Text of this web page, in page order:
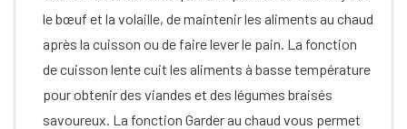
le bœuf et la volaille, de maintenir les aliments au chaud
après la cuisson ou de faire lever le pain. La fonction
de cuisson lente cuit les aliments à basse température
pour obtenir des viandes et des légumes braisés
savoureux. La fonction Garder au chaud vous permet